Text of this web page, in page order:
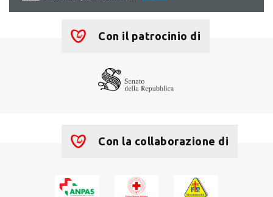
Con il patrocinio di
Con la collaborazione di